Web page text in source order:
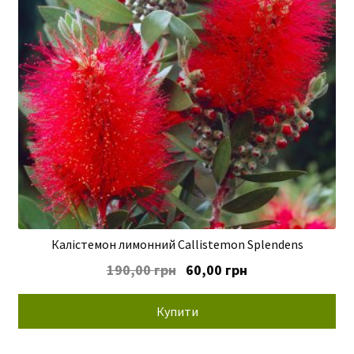
Калістемон лимонний Callistemon Splendens
190,00грн Оригінальна
190,00 грн.
60,00 грн
Купити